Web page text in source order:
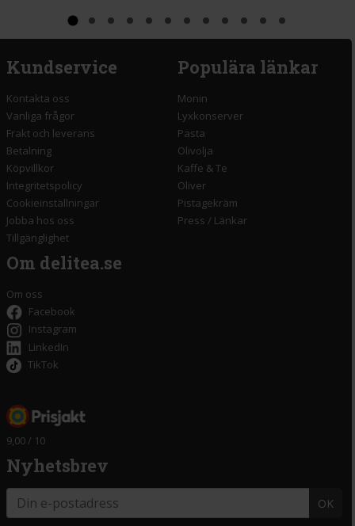
Kundservice
Kontakta oss
Vanliga frågor
Frakt och leverans
Betalning
Köpvillkor
Integritetspolicy
Cookieinställningar
Jobba hos oss
Tillgänglighet
Populära länkar
Monin
Lyxkonserver
Pasta
Olivolja
Kaffe & Te
Oliver
Pistagekräm
Press / Länkar
Om delitea.se
Om oss
Facebook
Instagram
LinkedIn
TikTok
9,00 / 10
Nyhetsbrev
OK